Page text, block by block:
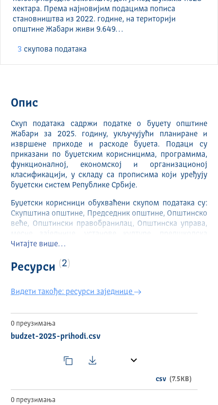
хектара. Према најновијим подацима пописа
становништва из 2022. године, на територији
општине Жабари живи 9.649…
3 скуповa података
Опис
Скуп података садржи податке о буџету општине
Жабари за 2025. годину, укључујући планиране и
извршене приходе и расходе буџета. Подаци су
приказани по буџетским корисницима, програмима,
функционалној, економској и организационој
класификацији, у складу са прописима који уређују
буџетски систем Републике Србије.
Буџетски корисници обухваћени скупом података су:
Скупштина општине, Председник општине, Општинско
веће, Општински правобранилац, Општинска управа,
установа и туристичка организација.
Скуп података омогућава увид у расподелу и
извршење буџетских средстава општине Жабари
истраживачима, организацијама цивилног друштва,
Читајте више…
Ресурси 2
Видети такође: ресурси заједнице
0 преузимања
budzet-2025-prihodi.csv
csv (7.5KB)
0 преузимања